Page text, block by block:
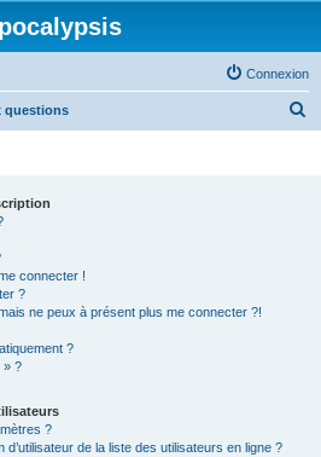
Connexion
questions
connecter !
?
ne peux à présent plus me connecter ?!
?
» ?
?
de la liste des utilisateurs en ligne ?